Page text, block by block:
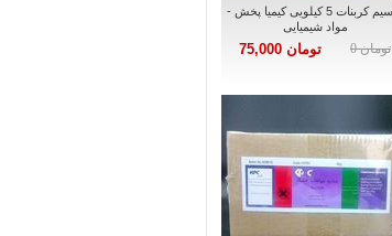
پتاسیم کربنات 5 کیلویی کیمیا پخش -
مواد شیمیایی
تومان 0 تومان 75,000